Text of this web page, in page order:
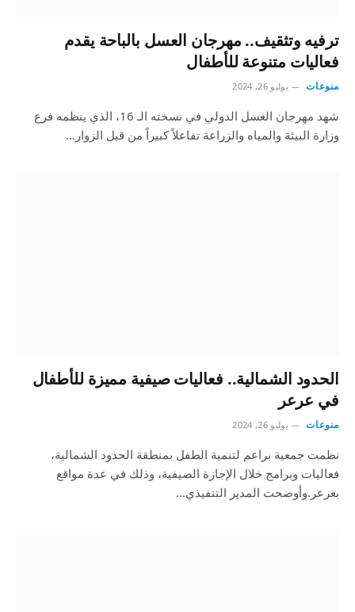
ترفيه وتثقيف.. مهرجان العسل بالباحة يقدم
فعاليات متنوعة للأطفال
منوعات يوليو 26, 2024
شهد مهرجان العسل الدولي في نسخته الـ 16، الذي ينظمه فرع
وزارة البيئة والمياه والزراعة تفاعلاً كبيراً من قبل الزوار…
الحدود الشمالية.. فعاليات صيفية مميزة للأطفال
في عرعر
منوعات يوليو 26, 2024
نظمت جمعية براعم لتنمية الطفل بمنطقة الحدود الشمالية،
فعاليات وبرامج خلال الإجازة الصيفية، وذلك في عدة مواقع
بعرعر.وأوضحت المدير التنفيذي…